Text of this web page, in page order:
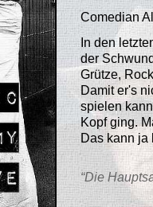
Comedian
In den
der
Grütze,
Damit er's
spielen
Kopf ging.
Das kann ja
“Die